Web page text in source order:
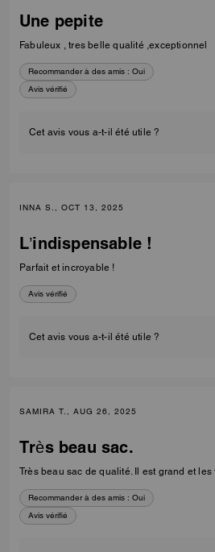
Une pepite
Fabuleux , tres belle qualité ,exceptionnel
Recommander à des amis : Oui
Avis vérifié
Cet avis vous a-t-il été utile ?
INNA S., OCT 13, 2025
L’indispensable !
Parfait et incroyable !
Avis vérifié
Cet avis vous a-t-il été utile ?
SAMIRA T., AUG 26, 2025
Très beau sac.
Très beau sac de qualité.
Recommander à des amis : Oui
Avis vérifié